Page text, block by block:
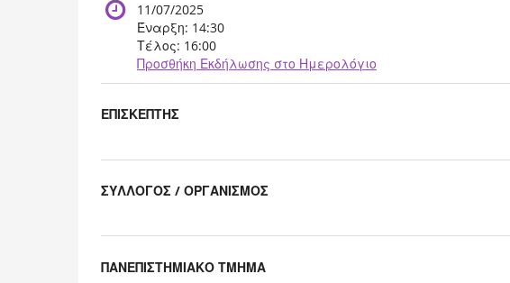
11/07/2025
Έναρξη: 14:30
Τέλος: 16:00
Προσθήκη Εκδήλωσης στο Ημερολόγιο
Προϊόντα
items
ΕΠΙΣΚΕΠΤΗΣ
ΣΥΛΛΟΓΟΣ / ΟΡΓΑΝΙΣΜΟΣ
ΠΑΝΕΠΙΣΤΗΜΙΑΚΟ ΤΜΗΜΑ